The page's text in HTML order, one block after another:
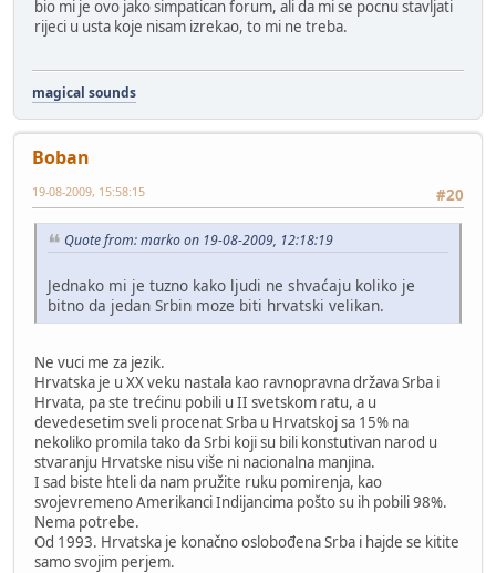
bio mi je ovo jako simpatican forum, ali da mi se pocnu stavljati
rijeci u usta koje nisam izrekao, to mi ne treba.
magical sounds
Boban
#20
19-08-2009, 15:58:15
Quote from: marko on 19-08-2009, 12:18:19
Jednako mi je tuzno kako ljudi ne shvaćaju koliko je
bitno da jedan Srbin moze biti hrvatski velikan.
Ne vuci me za jezik.
Hrvatska je u XX veku nastala kao ravnopravna država Srba i
Hrvata, pa ste trećinu pobili u II svetskom ratu, a u
devedesetim sveli procenat Srba u Hrvatskoj sa 15% na
nekoliko promila tako da Srbi koji su bili konstutivan narod u
stvaranju Hrvatske nisu više ni nacionalna manjina.
I sad biste hteli da nam pružite ruku pomirenja, kao
svojevremeno Amerikanci Indijancima pošto su ih pobili 98%.
Nema potrebe.
Od 1993. Hrvatska je konačno oslobođena Srba i hajde se kitite
samo svojim perjem.